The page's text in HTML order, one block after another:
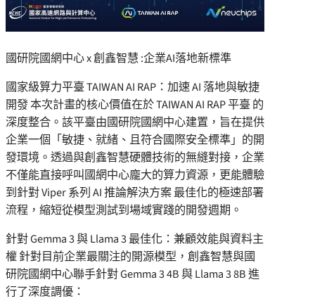
國研院國網中心 x 創鑫智慧 :企業AI落地新標準
國家級算力平臺 TAIWAN AI RAP：加速 AI 落地與敏捷
開發 本次計畫的核心價值在於 TAIWAN AI RAP 平臺 的
深度整合。該平臺由國研院國網中心建置，旨在提供
企業一個「敏捷、就緒、且符合國際安全標準」的開
發環境。透過與創鑫智慧硬體技術的無縫對接，企業
不僅能直接呼叫國網中心龐大的算力資源，更能體驗
到針對 Viper 系列 AI 推論解決方案 最佳化的極速部署
流程，縮短從模型測試到場域實踐的開發週期。
針對 Gemma 3 與 Llama 3 最佳化：兼顧效能與資料主
權 針對目前企業最關注的開源模型，創鑫智慧與國
研院國網中心聯手針對 Gemma 3 4B 與 Llama 3 8B 進
行了深度調優：